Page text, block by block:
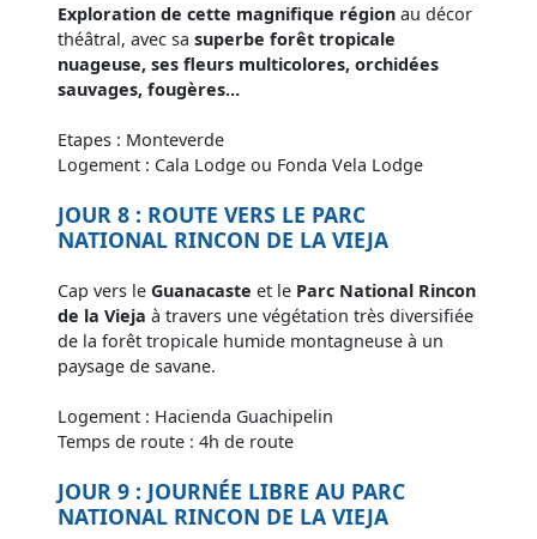
Exploration de cette magnifique région au décor
théâtral, avec sa superbe forêt tropicale
nuageuse, ses fleurs multicolores, orchidées
sauvages, fougères…
Etapes : Monteverde
Logement : Cala Lodge ou Fonda Vela Lodge
JOUR 8 : ROUTE VERS LE PARC
NATIONAL RINCON DE LA VIEJA
Cap vers le Guanacaste et le Parc National Rincon
de la Vieja à travers une végétation très diversifiée
de la forêt tropicale humide montagneuse à un
paysage de savane.
Logement : Hacienda Guachipelin
Temps de route : 4h de route
JOUR 9 : JOURNÉE LIBRE AU PARC
NATIONAL RINCON DE LA VIEJA